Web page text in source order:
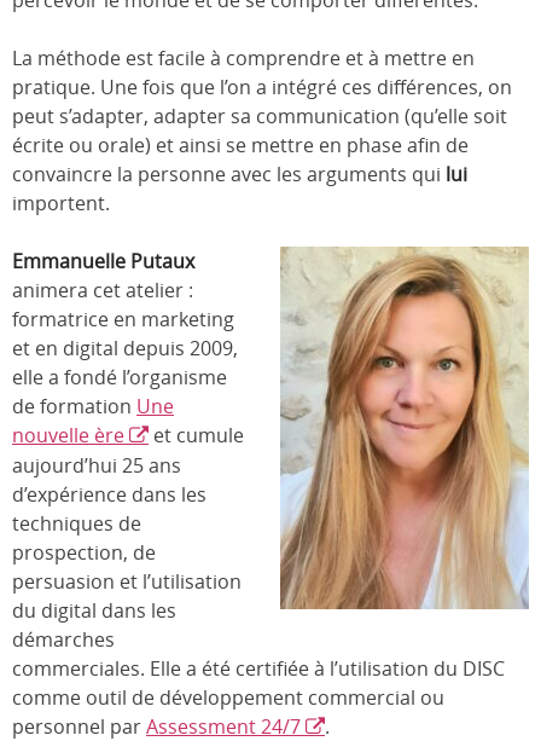
La méthode est facile à comprendre et à mettre en
pratique. Une fois que l’on a intégré ces différences, on
peut s’adapter, adapter sa communication (qu’elle soit
écrite ou orale) et ainsi se mettre en phase afin de
convaincre la personne avec les arguments qui lui
importent.
Emmanuelle Putaux
animera cet atelier :
formatrice en marketing
et en digital depuis 2009,
elle a fondé l’organisme
de formation Une
nouvelle ère
et cumule
aujourd’hui 25 ans
d’expérience dans les
techniques de
prospection, de
persuasion et l’utilisation
du digital dans les
démarches
commerciales. Elle a été certifiée à l’utilisation du DISC
comme outil de développement commercial ou
personnel parAssessment 24/7 .